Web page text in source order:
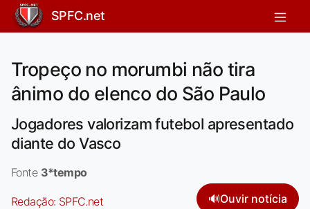
SPFC.net
Tropeço no morumbi não tira
ânimo do elenco do São Paulo
Jogadores valorizam futebol apresentado
diante do Vasco
Fonte 3*tempo
Redação: SPFC.net 🔊Ouvir notícia